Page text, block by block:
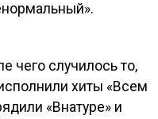
чего случилось то,
хиты «Всем
«Внатуре» и